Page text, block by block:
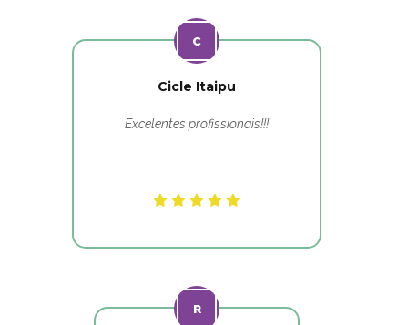
Cicle Itaipu
Excelentes profissionais!!!